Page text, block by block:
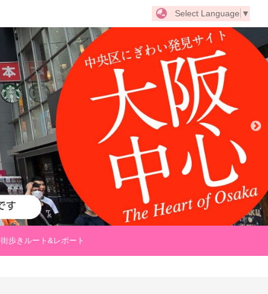
Select Language ▼
街歩きルート&レポート